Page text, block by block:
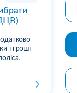
і гроші